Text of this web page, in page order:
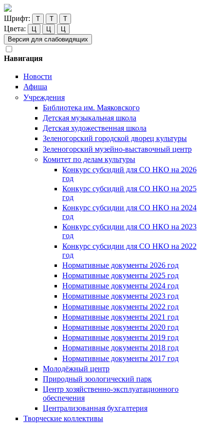
Шрифт: Т Т Т
Цвета: Ц Ц
Ц
Версия для слабовидящих
Навигация
Новости
Афиша
Учреждения
Библиотека им. Маяковского
Детская музыкальная школа
Детская художественная школа
Зеленогорский городской дворец культуры
Зеленогорский музейно-выставочный центр
Комитет по делам культуры
Конкурс субсидий для СО НКО на 2026
год
Конкурс субсидий для СО НКО на 2025
год
Конкурс субсидии для СО НКО на 2024
год
Конкурс субсидии для СО НКО на 2023
год
Конкурс субсидии для СО НКО на 2022
год
Нормативные документы 2026 год
Нормативные документы 2025 год
Нормативные документы 2024 год
Нормативные документы 2023 год
Нормативные документы 2022 год
Нормативные документы 2021 год
Нормативные документы 2020 год
Нормативные документы 2019 год
Нормативные документы 2018 год
Нормативные документы 2017 год
Молодёжный центр
Природный зоологический парк
Центр хозяйственно-эксплуатационного
обеспечения
Централизованная бухгалтерия
Творческие коллективы